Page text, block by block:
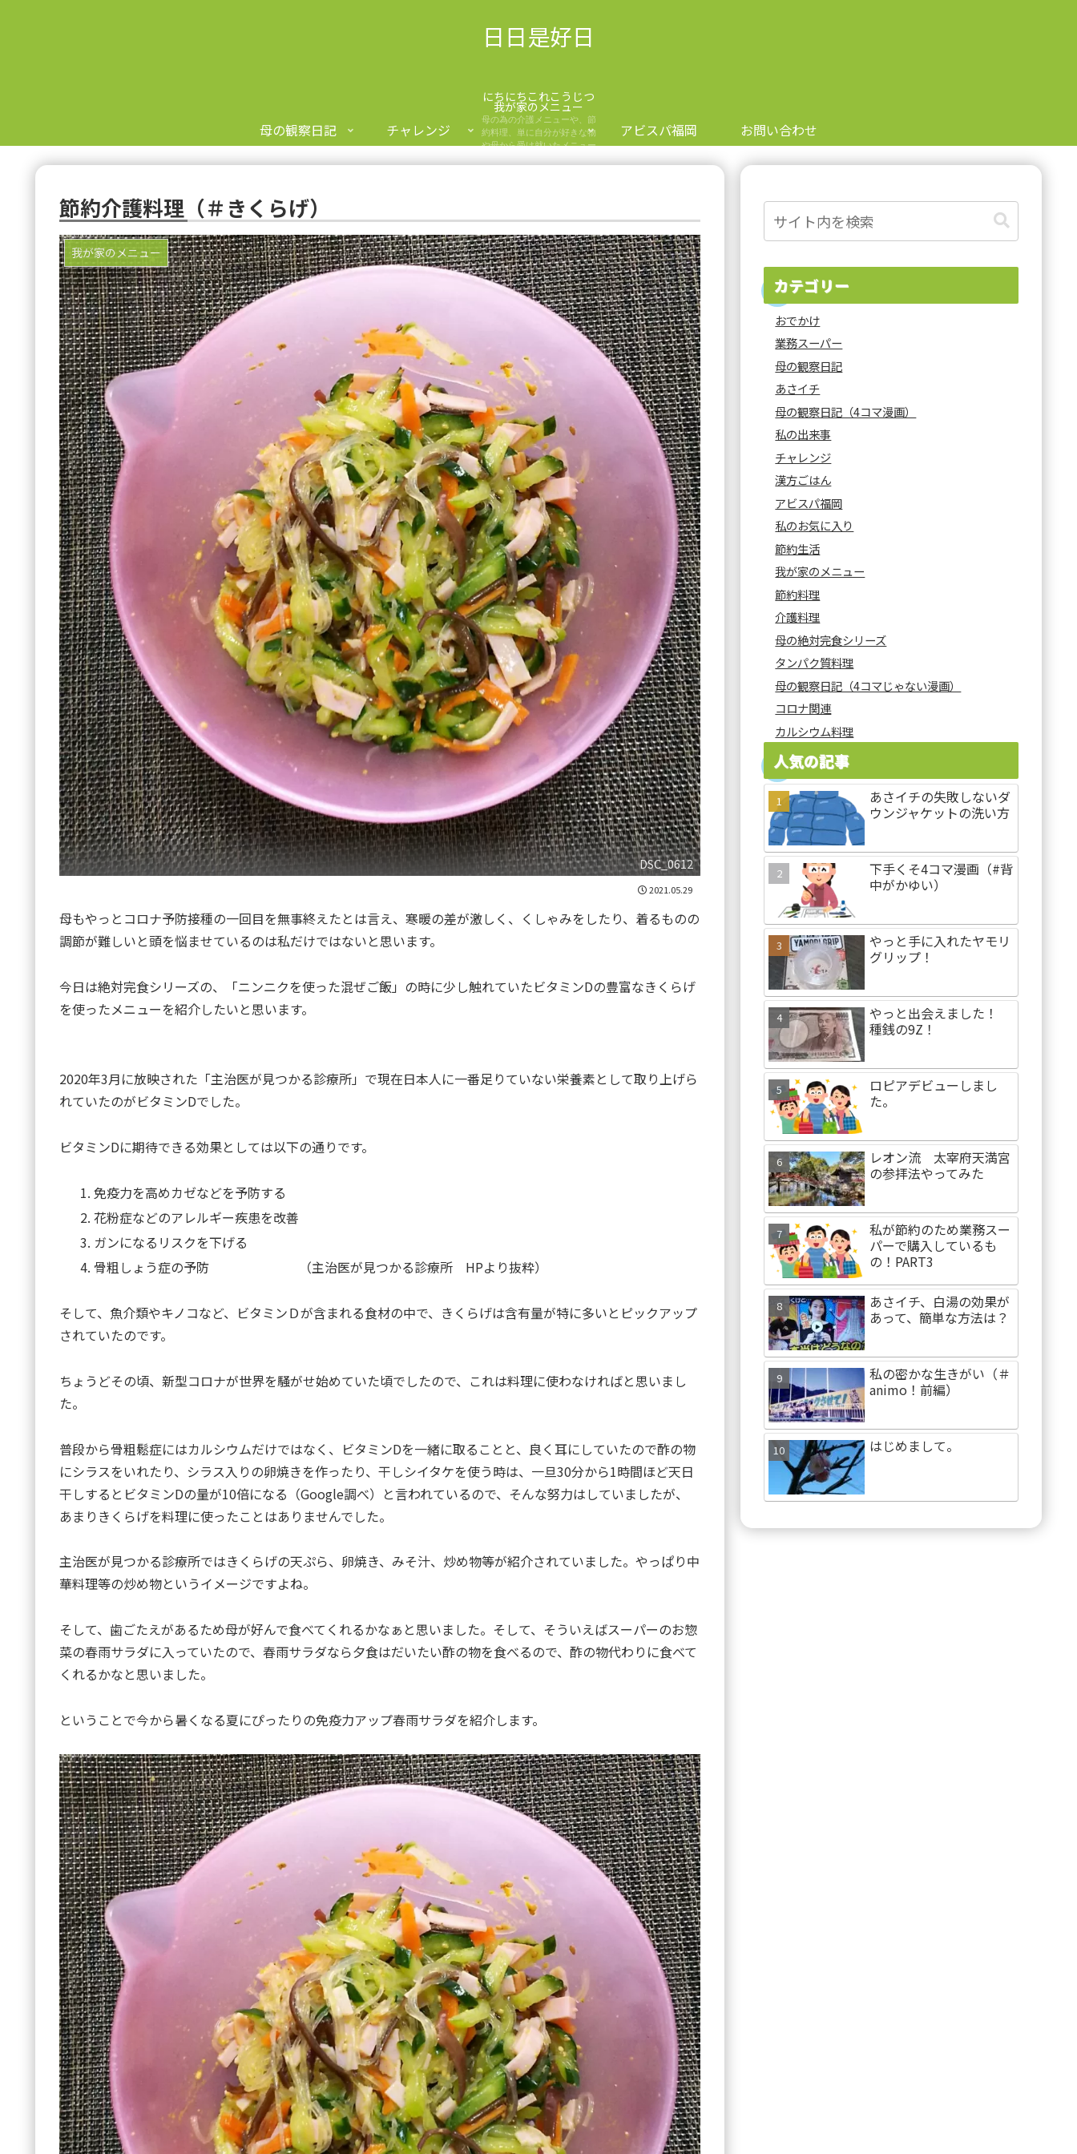
日日是好日
にちにちこれこうじつ
母の観察日記 チャレンジ
我が家のメニュー
母の為の介護メニューや、節
約料理、単に自分が好きな物
や母から受け就いたメニュー
アビスパ福岡 お問い合わせ
節約介護料理（＃きくらげ）
我が家のメニュー
DSC_0612
2021.05.29
母もやっとコロナ予防接種の一回目を無事終えたとは言え、寒暖の差が激しく、くしゃみをしたり、着るものの
調節が難しいと頭を悩ませているのは私だけではないと思います。
今日は絶対完食シリーズの、「ニンニクを使った混ぜご飯」の時に少し触れていたビタミンDの豊富なきくらげ
を使ったメニューを紹介したいと思います。
2020年3月に放映された「主治医が見つかる診療所」で現在日本人に一番足りていない栄養素として取り上げら
れていたのがビタミンDでした。
ビタミンDに期待できる効果としては以下の通りです。
免疫力を高めカゼなどを予防する
花粉症などのアレルギー疾患を改善
ガンになるリスクを下げる
骨粗しょう症の予防 （主治医が見つかる診療所 HPより抜粋）
そして、魚介類やキノコなど、ビタミンＤが含まれる食材の中で、きくらげは含有量が特に多いとピックアップ
されていたのです。
ちょうどその頃、新型コロナが世界を騒がせ始めていた頃でしたので、これは料理に使わなければと思いまし
た。
普段から骨粗鬆症にはカルシウムだけではなく、ビタミンDを一緒に取ることと、良く耳にしていたので酢の物
にシラスをいれたり、シラス入りの卵焼きを作ったり、干しシイタケを使う時は、一旦30分から1時間ほど天日
干しするとビタミンDの量が10倍になる（Google調べ）と言われているので、そんな努力はしていましたが、
あまりきくらげを料理に使ったことはありませんでした。
主治医が見つかる診療所ではきくらげの天ぷら、卵焼き、みそ汁、炒め物等が紹介されていました。やっぱり中
華料理等の炒め物というイメージですよね。
そして、歯ごたえがあるため母が好んで食べてくれるかなぁと思いました。そして、そういえばスーパーのお惣
菜の春雨サラダに入っていたので、春雨サラダなら夕食はだいたい酢の物を食べるので、酢の物代わりに食べて
くれるかなと思いました。
ということで今から暑くなる夏にぴったりの免疫力アップ春雨サラダを紹介します。
カテゴリー
おでかけ
業務スーパー
母の観察日記
あさイチ
母の観察日記（4コマ漫画）
私の出来事
チャレンジ
漢方ごはん
アビスパ福岡
私のお気に入り
節約生活
我が家のメニュー
節約料理
介護料理
母の絶対完食シリーズ
タンパク質料理
母の観察日記（4コマじゃない漫画）
コロナ関連
カルシウム料理
人気の記事
あさイチの失敗しないダ
ウンジャケットの洗い方
下手くそ4コマ漫画（#背
中がかゆい）
やっと手に入れたヤモリ
グリップ！
やっと出会えました！
種銭の9Z！
ロピアデビューしまし
た。
レオン流 太宰府天満宮
の参拝法やってみた
私が節約のため業務スー
パーで購入しているも
の！PART3
あさイチ、白湯の効果が
あって、簡単な方法は？
私の密かな生きがい（＃
animo！前編）
はじめまして。